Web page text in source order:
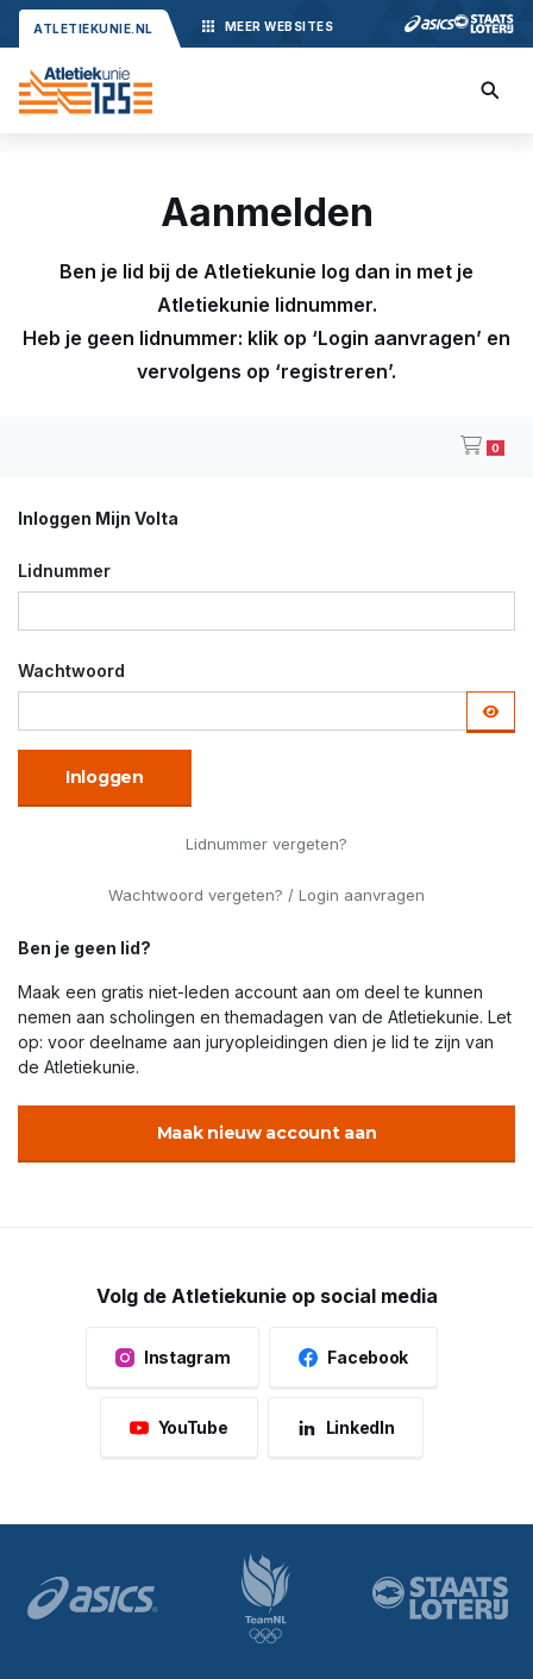
ATLETIEKUNIE.NL MEER WEBSITES
Aanmelden
Ben je lid bij de Atletiekunie log dan in met je
Atletiekunie lidnummer.
Heb je geen lidnummer: klik op ‘Login aanvragen’ en
vervolgens op ‘registreren’.
0
Inloggen Mijn Volta
Lidnummer
Wachtwoord
Inloggen
Lidnummer vergeten?
Wachtwoord vergeten? / Login aanvragen
Ben je geen lid?
Maak een gratis niet-leden account aan om deel te kunnen
nemen aan scholingen en themadagen van de Atletiekunie. Let
op: voor deelname aan juryopleidingen dien je lid te zijn van
de Atletiekunie.
Maak nieuw account aan
Volg de Atletiekunie op social media
Instagram Facebook
YouTube LinkedIn